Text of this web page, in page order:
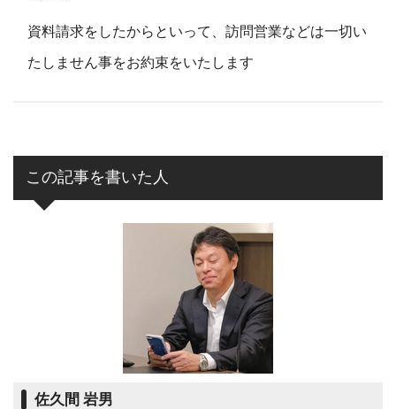
資料請求をしたからといって、訪問営業などは一切い
たしません事をお約束をいたします
この記事を書いた人
佐久間 岩男